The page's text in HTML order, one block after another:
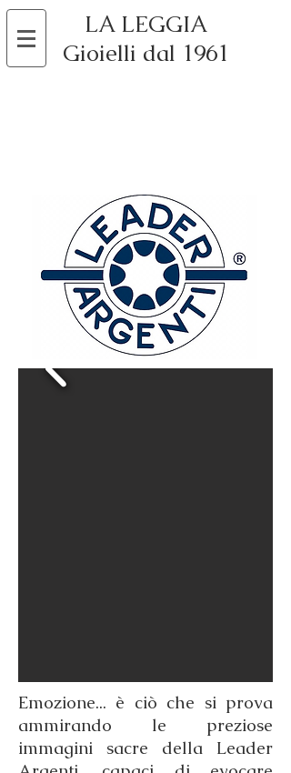
LA LEGGIA
Gioielli dal 1961
Emozione... è ciò che si prova
ammirando le preziose
immagini sacre della Leader